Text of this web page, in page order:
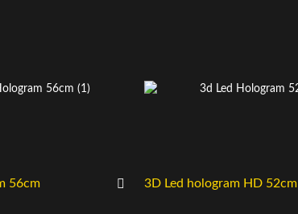
56cm 3D Led hologram HD 52cm